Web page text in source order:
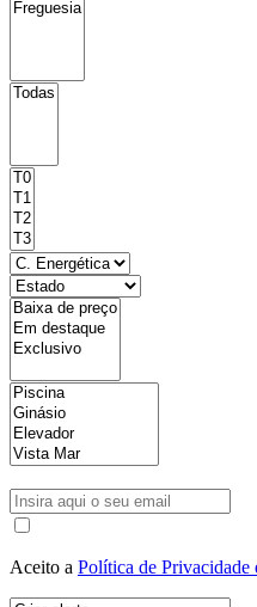
Aceito a Política de Privacidade